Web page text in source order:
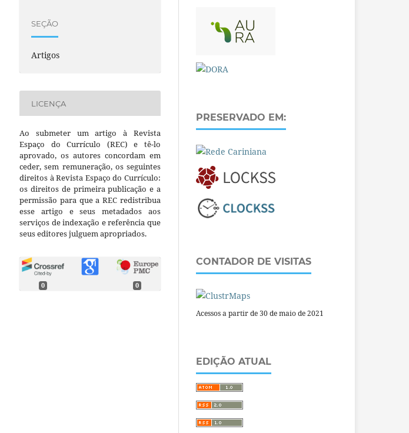
SEÇÃO
Artigos
LICENÇA
Ao submeter um artigo à Revista
Espaço do Currículo (REC) e tê-lo
aprovado, os autores concordam em
ceder, sem remuneração, os seguintes
direitos à Revista Espaço do Currículo:
os direitos de primeira publicação e a
permissão para que a REC redistribua
esse artigo e seus metadados aos
serviços de indexação e referência que
seus editores julguem apropriados.
0 0
PRESERVADO EM:
CONTADOR DE VISITAS
Acessos a partir de 30 de maio de 2021
EDIÇÃO ATUAL